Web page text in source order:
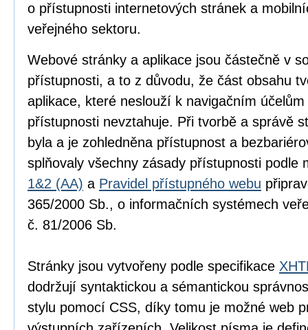
o přístupnosti internetových stránek a
veřejného sektoru.
Webové stránky a aplikace jsou částečně v
přístupnosti, a to z důvodu, že část obsahu
aplikace, které neslouží k navigačním
přístupnosti nevztahuje. Při tvorbě a správě
byla a je zohledněna přístupnost a
splňovaly všechny zásady přístupnosti podle
1&2 (AA) a Pravidel přístupného webu
365/2000 Sb., o informačních systémech
č. 81/2006 Sb.
Stránky jsou vytvořeny podle specifikace
dodržují syntaktickou a sémantickou
stylu pomocí CSS, díky tomu je možné web